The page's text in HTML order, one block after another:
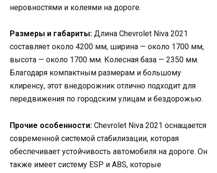
неровностями и колеями на дороге.
Размеры и габариты: Длина Chevrolet Niva 2021
составляет около 4200 мм, ширина — около 1700 мм,
высота — около 1700 мм. Колесная база — 2350 мм.
Благодаря компактным размерам и большому
клиренсу, этот внедорожник отлично подходит для
передвижения по городским улицам и бездорожью.
Прочие особенности: Chevrolet Niva 2021 оснащается
современной системой стабилизации, которая
обеспечивает устойчивость автомобиля на дороге. Он
также имеет систему ESP и ABS, которые